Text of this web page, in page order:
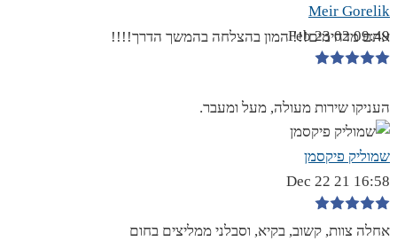
אתם מדהימים!!! המון בהצלחה בהמשך הדרך!!!!
Meir Gorelik
09:49 02 Feb 23
העניקו שירות מעולה, מעל ומעבר.
שמוליק פיקסמן
16:58 21 Dec 22
אחלה צוות, קשוב, בקיא, וסבלני ממליצים בחום